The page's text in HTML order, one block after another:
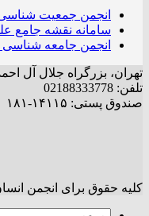
انجمن جمعیت شناسی
سامانه نقشه جامع
انجمن جامعه شناسی
تهران، بزرگراه جلال آل
تلفن: 02188333778
صندوق پستی: ۱۴۱۱۵-۱۸۱
کلیه حقوق برای انجمن